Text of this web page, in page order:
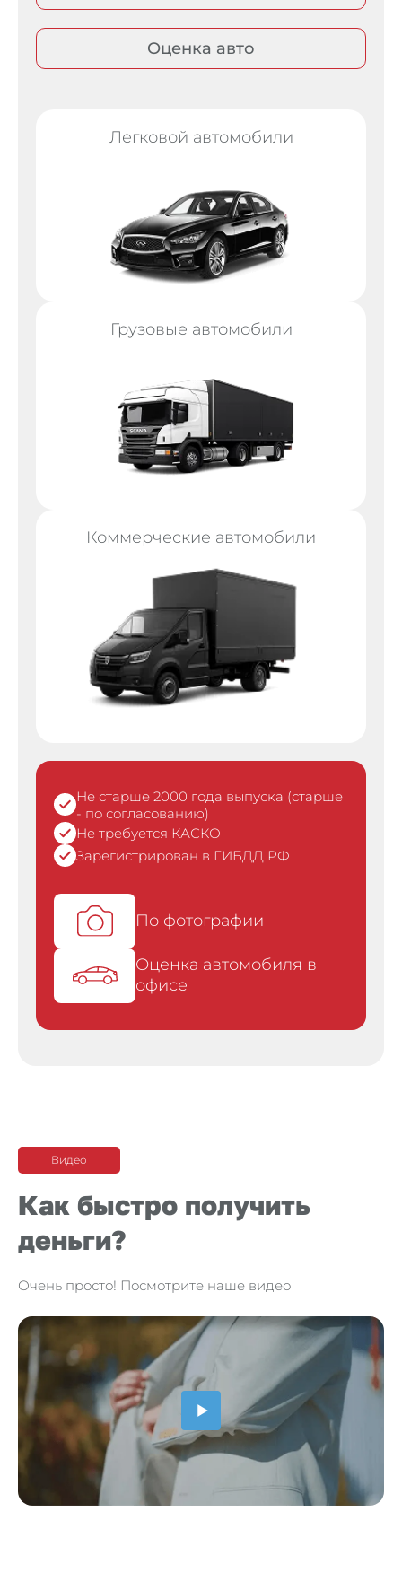
Оценка авто
Легковой автомобили
Грузовые автомобили
Коммерческие автомобили
Не старше 2000 года выпуска (старше
- по согласованию)
Не требуется КАСКО
Зарегистрирован в ГИБДД РФ
По фотографии
Оценка автомобиля в
офисе
Видео
Как быстро получить
деньги?
Очень просто! Посмотрите наше видео